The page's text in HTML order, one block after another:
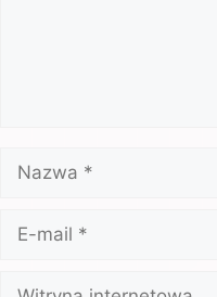
Nazwa
mail
Witryna